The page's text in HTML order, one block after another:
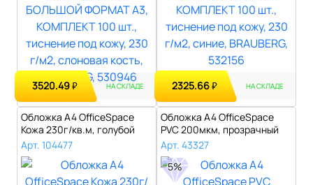
3520.49₽ НА СКЛАДЕ 2325.66₽ НА СКЛАДЕ
Обложка А4 OfficeSpace
Кожа 230г/кв.м, голубой
картон, ..
Арт. 104477
Обложка А4 OfficeSpace
PVC 200мкм, прозрачный
бесцветны..
Арт. 43327
5%